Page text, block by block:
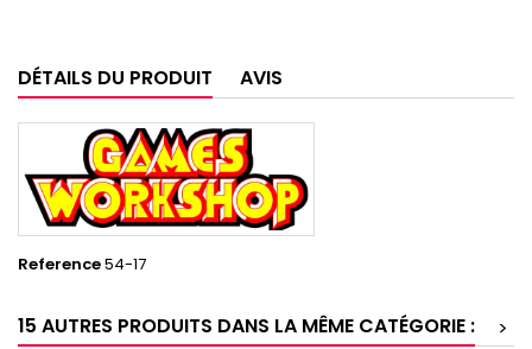
DÉTAILS DU PRODUIT AVIS
Reference54-17
15 AUTRES PRODUITS DANS LA MÊME CATÉGORIE :
>